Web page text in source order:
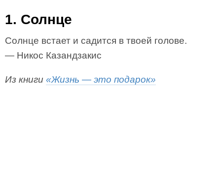
1. Солнце
Солнце встает и садится в твоей голове.
— Никос Казандзакис
Из книги «Жизнь — это подарок»